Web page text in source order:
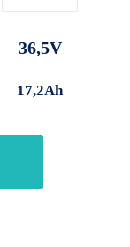
36,5V
17,2Ah